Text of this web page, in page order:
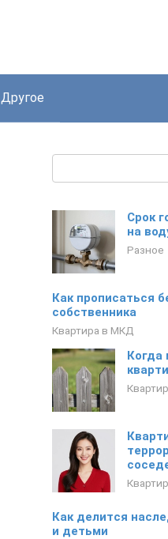
Другое
Срок
на
Разное
Как прописаться
собственника
Квартира в МКД
Когда
Как делится
и детьми